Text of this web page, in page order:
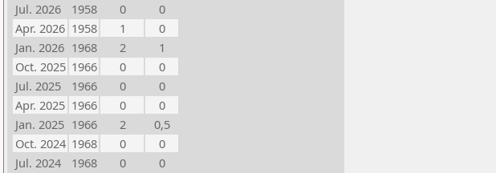
Jul. 2026
1958 0
0
Apr. 2026 1958 1
0
Jan. 2026 1968 2
1
Oct. 2025 1966 0
0
Jul. 2025
1966 0
0
Apr. 2025 1966 0
0
Jan. 2025 1966 2
0,5
Oct. 2024 1968 0
0
Jul. 2024
1968 0
0